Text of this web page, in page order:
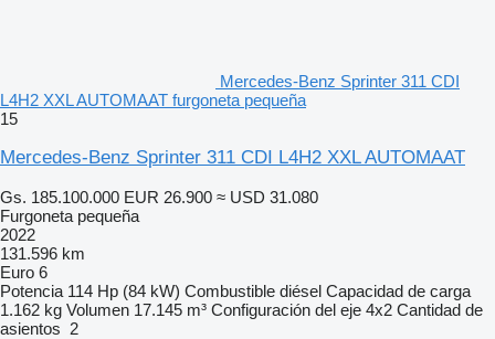
Mercedes-Benz Sprinter 311 CDI
L4H2 XXL AUTOMAAT furgoneta pequeña
15
Mercedes-Benz Sprinter 311 CDI L4H2 XXL AUTOMAAT
Gs. 185.100.000 EUR 26.900 ≈ USD 31.080
Furgoneta pequeña
2022
131.596 km
Euro 6
Potencia 114 Hp (84 kW) Combustible diésel Capacidad de carga
1.162 kg Volumen 17.145 m³ Configuración del eje 4x2 Cantidad de
asientos 2